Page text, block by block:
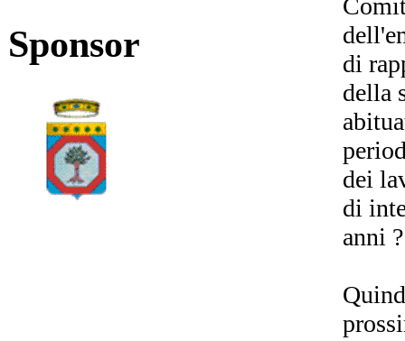
Sponsor
di
della
dei
di
anni